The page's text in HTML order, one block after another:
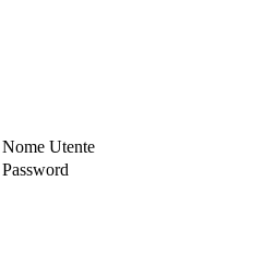
Nome Utente
Password